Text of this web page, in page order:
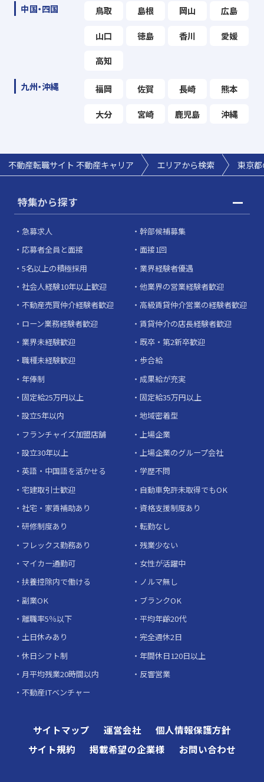
中国・四国 鳥取 島根 岡山 広島
山口 徳島 香川 愛媛
高知
九州・沖縄 福岡 佐賀 長崎 熊本
大分 宮崎 鹿児島 沖縄
不動産転職サイト 不動産キャリア エリアから検索 東京
特集から探す
急募求人
幹部候補募集
応募者全員と面接
面接1回
5名以上の積極採用
業界経験者優遇
社会人経験10年以上歓迎
他業界の営業経験者歓迎
不動産売買仲介経験者歓迎
高級賃貸仲介営業の経験者歓迎
ローン業務経験者歓迎
賃貸仲介の店長経験者歓迎
業界未経験歓迎
既卒・第2新卒歓迎
職種未経験歓迎
歩合給
年俸制
成果給が充実
固定給25万円以上
固定給35万円以上
設立5年以内
地域密着型
フランチャイズ加盟店舗
上場企業
設立30年以上
上場企業のグループ会社
英語・中国語を活かせる
学歴不問
宅建取引士歓迎
自動車免許未取得でもOK
社宅・家賃補助あり
資格支援制度あり
研修制度あり
転勤なし
フレックス勤務あり
残業少ない
マイカー通勤可
女性が活躍中
扶養控除内で働ける
ノルマ無し
副業OK
ブランクOK
離職率5％以下
平均年齢20代
土日休みあり
完全週休2日
休日シフト制
年間休日120日以上
月平均残業20時間以内
反響営業
不動産ITベンチャー
サイトマップ 運営会社
個人情報保護方針
サイト規約
掲載希望の企業様 お問い合わせ